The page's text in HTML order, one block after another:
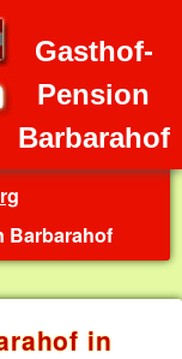
Gasthof-
Pension
Barbarahof
Barbarahof
in